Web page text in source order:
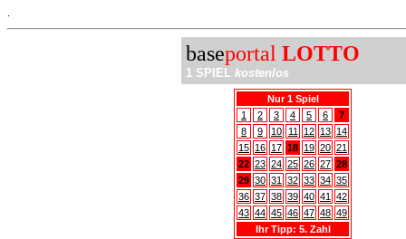
baseportal LOTTO
1 SPIEL kostenlos
Nur 1 Spiel
1
2 3 4 5 6
7
8
9 10 11 12 13 14
15 16 17 18 19 20 21
22 23 24 25 26 27 28
29 30 31 32 33 34 35
36 37 38 39 40 41
42
43 44 45 46 47 48 49
Ihr Tipp: 5. Zahl